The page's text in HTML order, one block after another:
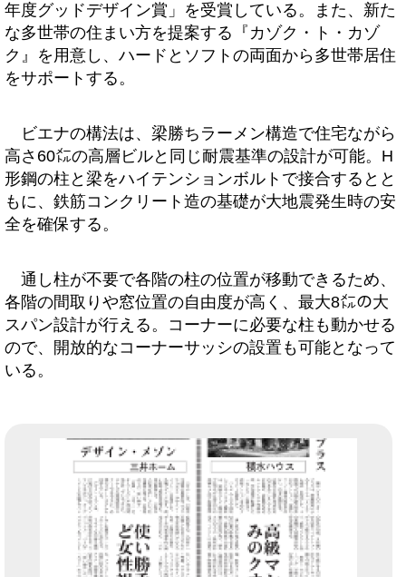
年度グッドデザイン賞」を受賞している。また、新た
な多世帯の住まい方を提案する『カゾク・ト・カゾ
ク』を用意し、ハードとソフトの両面から多世帯居住
をサポートする。
ビエナの構法は、梁勝ちラーメン構造で住宅ながら
高さ60㍍の高層ビルと同じ耐震基準の設計が可能。H
形鋼の柱と梁をハイテンションボルトで接合するとと
もに、鉄筋コンクリート造の基礎が大地震発生時の安
全を確保する。
通し柱が不要で各階の柱の位置が移動できるため、
各階の間取りや窓位置の自由度が高く、最大8㍍の大
スパン設計が行える。コーナーに必要な柱も動かせる
ので、開放的なコーナーサッシの設置も可能となって
いる。